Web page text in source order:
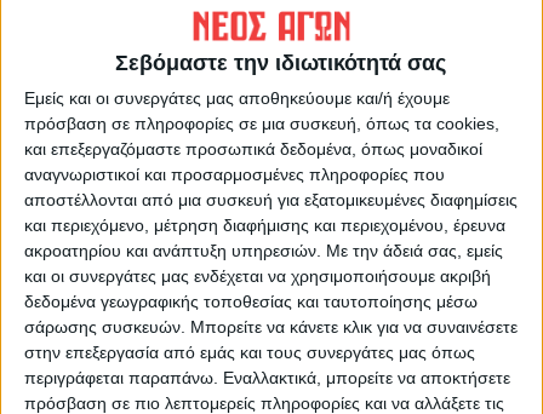
Σεβόμαστε την ιδιωτικότητά σας
Εμείς και οι συνεργάτες μας αποθηκεύουμε και/ή έχουμε
πρόσβαση σε πληροφορίες σε μια συσκευή, όπως τα cookies,
και επεξεργαζόμαστε προσωπικά δεδομένα, όπως μοναδικοί
αναγνωριστικοί και προσαρμοσμένες πληροφορίες που
αποστέλλονται από μια συσκευή για εξατομικευμένες διαφημίσεις
και περιεχόμενο, μέτρηση διαφήμισης και περιεχομένου, έρευνα
ακροατηρίου και ανάπτυξη υπηρεσιών. Με την άδειά σας, εμείς
και οι συνεργάτες μας ενδέχεται να χρησιμοποιήσουμε ακριβή
δεδομένα γεωγραφικής τοποθεσίας και ταυτοποίησης μέσω
σάρωσης συσκευών. Μπορείτε να κάνετε κλικ για να συναινέσετε
στην επεξεργασία από εμάς και τους συνεργάτες μας όπως
περιγράφεται παραπάνω. Εναλλακτικά, μπορείτε να αποκτήσετε
πρόσβαση σε πιο λεπτομερείς πληροφορίες και να αλλάξετε τις